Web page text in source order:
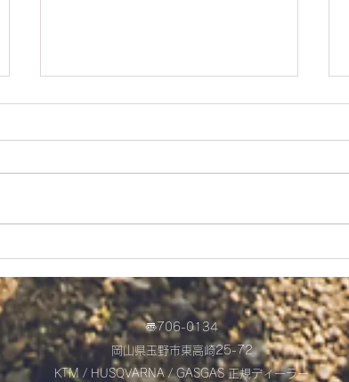
☆9/20(土)、21(日)臨時休業の
お知らせ☆
〠706-0134
岡山県玉野市東高崎25-72​
KTM / HUSQVARNA / GASGAS 正規ディーラー